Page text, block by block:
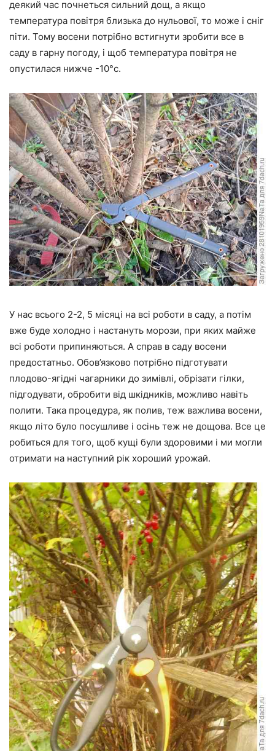
деякий час почнеться сильний дощ, а якщо
температура повітря близька до нульової, то може і сніг
піти. Тому восени потрібно встигнути зробити все в
саду в гарну погоду, і щоб температура повітря не
опустилася нижче -10°c.
У нас всього 2-2, 5 місяці на всі роботи в саду, а потім
вже буде холодно і настануть морози, при яких майже
всі роботи припиняються. А справ в саду восени
предостатньо. Обов’язково потрібно підготувати
плодово-ягідні чагарники до зимівлі, обрізати гілки,
підгодувати, обробити від шкідників, можливо навіть
полити. Така процедура, як полив, теж важлива восени,
якщо літо було посушливе і осінь теж не дощова. Все це
робиться для того, щоб кущі були здоровими і ми могли
отримати на наступний рік хороший урожай.